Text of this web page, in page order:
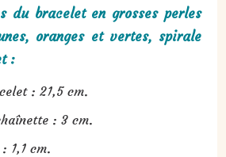
du bracelet en grosses perles
oranges et vertes, spirale
:
: 21,5 cm.
: 3 cm.
1,1 cm.